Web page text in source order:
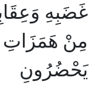
غَضَبِهِ
مِنْ هَمَزَاتِ
يَحْضُرُونِ